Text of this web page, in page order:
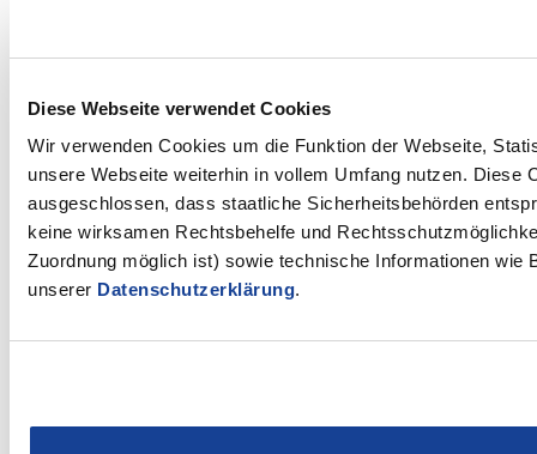
Diese Webseite verwendet Cookies
Wir verwenden Cookies um die Funktion der Webseite,
unsere Webseite weiterhin in vollem Umfang nutzen.
ausgeschlossen, dass staatliche Sicherheitsbehörden
keine wirksamen Rechtsbehelfe und
Zuordnung möglich ist) sowie technische Informationen wie
unserer Datenschutzerklärung.